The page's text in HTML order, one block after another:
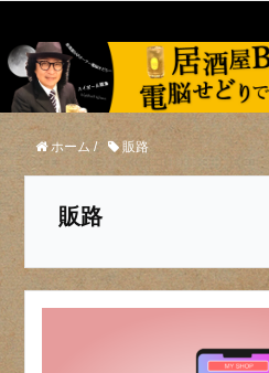
ホーム / 販路
販路